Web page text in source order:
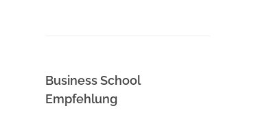
Business School
Empfehlung